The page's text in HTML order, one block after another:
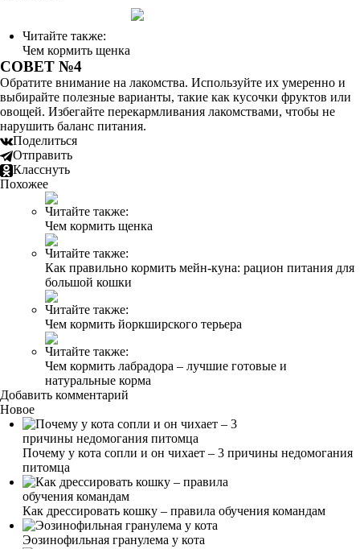
Читайте также:
Чем кормить щенка
СОВЕТ №4
Обратите внимание на лакомства. Используйте их умеренно и
выбирайте полезные варианты, такие как кусочки фруктов или
овощей. Избегайте перекармливания лакомствами, чтобы не
нарушить баланс питания.
Поделиться
Отправить
Класснуть
Похожее
Читайте также:
Чем кормить щенка
Читайте также:
Как правильно кормить мейн-куна: рацион питания для
большой кошки
Читайте также:
Чем кормить йоркширского терьера
Читайте также:
Чем кормить лабрадора – лучшие готовые и
натуральные корма
Добавить комментарий
Новое
Почему у кота сопли и он чихает – 3 причины недомогания
питомца
Как дрессировать кошку – правила обучения командам
Эозинофильная гранулема у кота